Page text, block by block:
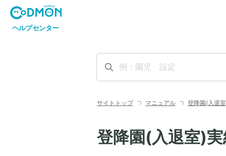
サイトトップ マニュアル 登降園(入退
登降園(入退室)